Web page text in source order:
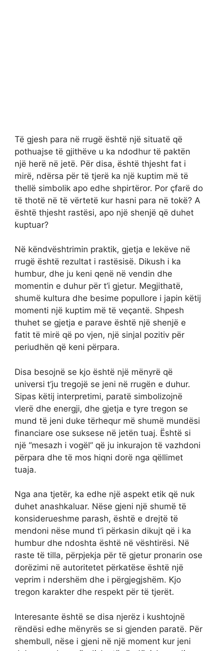
Të gjesh para në rrugë është një situatë që
pothuajse të gjithëve u ka ndodhur të paktën
një herë në jetë. Për disa, është thjesht fat i
mirë, ndërsa për të tjerë ka një kuptim më të
thellë simbolik apo edhe shpirtëror. Por çfarë do
të thotë në të vërtetë kur hasni para në tokë? A
është thjesht rastësi, apo një shenjë që duhet
kuptuar?
Në këndvështrimin praktik, gjetja e lekëve në
rrugë është rezultat i rastësisë. Dikush i ka
humbur, dhe ju keni qenë në vendin dhe
momentin e duhur për t’i gjetur. Megjithatë,
shumë kultura dhe besime popullore i japin këtij
momenti një kuptim më të veçantë. Shpesh
thuhet se gjetja e parave është një shenjë e
fatit të mirë që po vjen, një sinjal pozitiv për
periudhën që keni përpara.
Disa besojnë se kjo është një mënyrë që
universi t’ju tregojë se jeni në rrugën e duhur.
Sipas këtij interpretimi, paratë simbolizojnë
vlerë dhe energji, dhe gjetja e tyre tregon se
mund të jeni duke tërhequr më shumë mundësi
financiare ose suksese në jetën tuaj. Është si
një “mesazh i vogël” që ju inkurajon të vazhdoni
përpara dhe të mos hiqni dorë nga qëllimet
tuaja.
Nga ana tjetër, ka edhe një aspekt etik që nuk
duhet anashkaluar. Nëse gjeni një shumë të
konsiderueshme parash, është e drejtë të
mendoni nëse mund t’i përkasin dikujt që i ka
humbur dhe ndoshta është në vështirësi. Në
raste të tilla, përpjekja për të gjetur pronarin ose
dorëzimi në autoritetet përkatëse është një
veprim i ndershëm dhe i përgjegjshëm. Kjo
tregon karakter dhe respekt për të tjerët.
Interesante është se disa njerëz i kushtojnë
rëndësi edhe mënyrës se si gjenden paratë. Për
shembull, nëse i gjeni në një moment kur jeni